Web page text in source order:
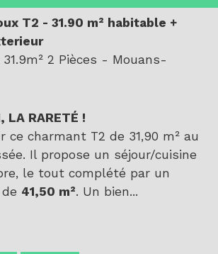
T2 - 31.90 m² habitable +
2 Pièces - Mouans-
LA RARETÉ !
ce charmant T2 de 31,90 m² au
Il propose un séjour/cuisine
le tout complété par un
41,50 m². Un bien...